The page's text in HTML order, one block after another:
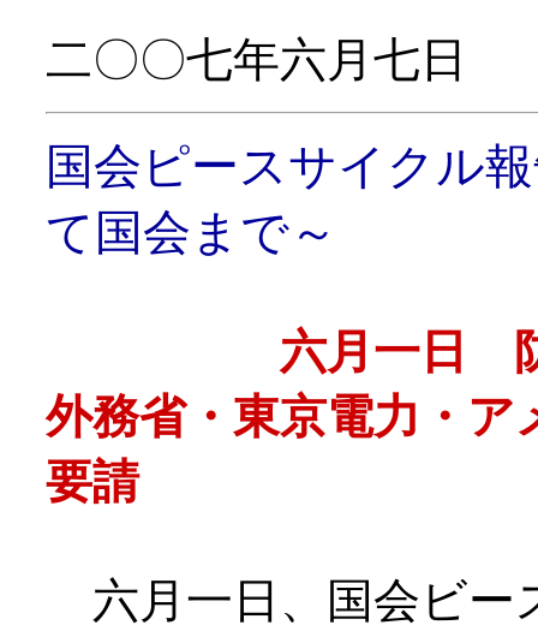
二〇〇七年六月七日
国会ピースサイクル
て国会まで～
六月一日
外務省・東京電力・
要請
六月一日、国会ビー